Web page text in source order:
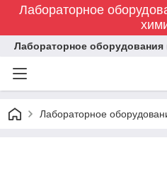
Лабораторное
Лабораторное
Лабораторное